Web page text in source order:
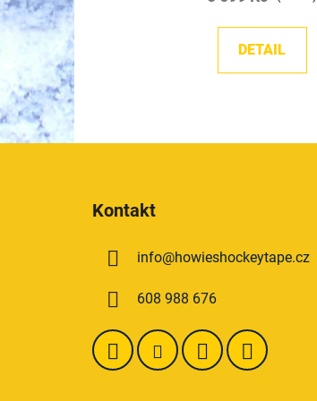
5
DETAIL
Kontakt
info@howieshockeytape.cz
608 988 676